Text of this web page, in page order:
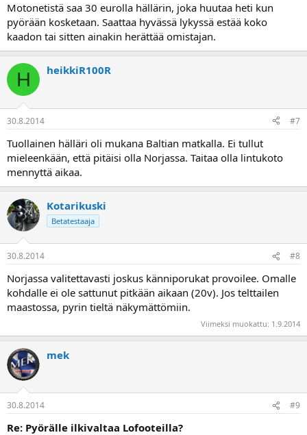
Motonetistä saa 30 eurolla hällärin, joka huutaa heti kun
pyörään kosketaan. Saattaa hyvässä lykyssä estää koko
kaadon tai sitten ainakin herättää omistajan.
H heikkiR100R
30.8.2014 #7
Tuollainen hälläri oli mukana Baltian matkalla. Ei tullut
mieleenkään, että pitäisi olla Norjassa. Taitaa olla lintukoto
mennyttä aikaa.
Kotarikuski
Betatestaaja
30.8.2014 #8
Norjassa valitettavasti joskus känniporukat provoilee. Omalle
kohdalle ei ole sattunut pitkään aikaan (20v). Jos telttailen
maastossa, pyrin tieltä näkymättömiin.
Viimeksi muokattu: 1.9.2014
mek
30.8.2014 #9
Re: Pyörälle ilkivaltaa Lofooteilla?